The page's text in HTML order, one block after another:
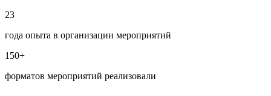
23
года опыта в организации мероприятий
150+
форматов мероприятий реализовали